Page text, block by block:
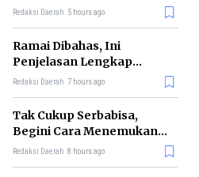
Ternyata Tetap Bisa!
Redaksi Daerah 5 hours ago
Ramai Dibahas, Ini
Penjelasan Lengkap
tentang Konsep Kabinet
Redaksi Daerah 7 hours ago
Tak Cukup Serbabisa,
Begini Cara Menemukan
'Spike' agar CV Dilirik HR
Redaksi Daerah 8 hours ago